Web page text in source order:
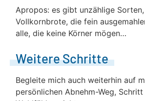
Apropos: es gibt unzählige
Vollkornbrote, die fein
alle, die keine Körner mögen…
Weitere Schritte
Begleite mich auch weiterhin auf
persönlichen Abnehm-Weg,